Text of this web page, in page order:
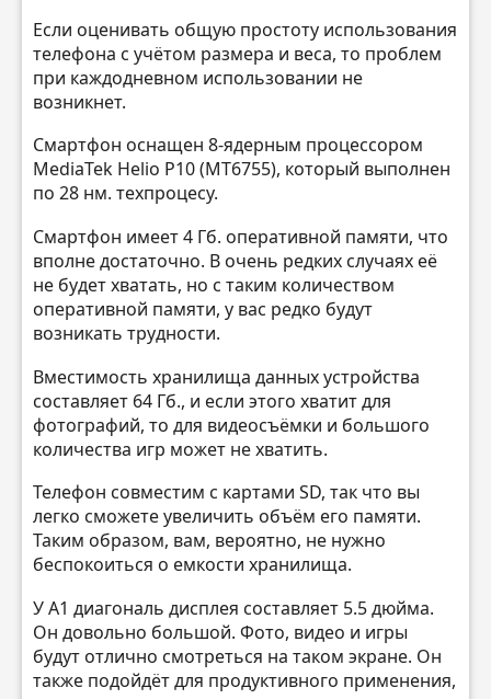
Если оценивать общую простоту использования
телефона с учётом размера и веса, то проблем
при каждодневном использовании не
возникнет.
Смартфон оснащен 8-ядерным процессором
MediaTek Helio P10 (MT6755), который выполнен
по 28 нм. техпроцесу.
Смартфон имеет 4 Гб. оперативной памяти, что
вполне достаточно. В очень редких случаях её
не будет хватать, но с таким количеством
оперативной памяти, у вас редко будут
возникать трудности.
Вместимость хранилища данных устройства
составляет 64 Гб., и если этого хватит для
фотографий, то для видеосъёмки и большого
количества игр может не хватить.
Телефон совместим с картами SD, так что вы
легко сможете увеличить объём его памяти.
Таким образом, вам, вероятно, не нужно
беспокоиться о емкости хранилища.
У A1 диагональ дисплея составляет 5.5 дюйма.
Он довольно большой. Фото, видео и игры
будут отлично смотреться на таком экране. Он
также подойдёт для продуктивного применения,